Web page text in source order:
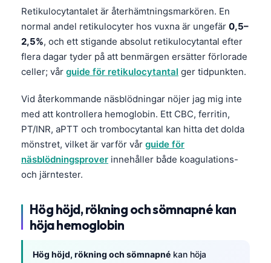
Retikulocytantalet är återhämtningsmarkören. En
normal andel retikulocyter hos vuxna är ungefär 0,5–
2,5%, och ett stigande absolut retikulocytantal efter
flera dagar tyder på att benmärgen ersätter förlorade
celler; vår guide för retikulocytantal ger tidpunkten.
Vid återkommande näsblödningar nöjer jag mig inte
med att kontrollera hemoglobin. Ett CBC, ferritin,
PT/INR, aPTT och trombocytantal kan hitta det dolda
mönstret, vilket är varför vår guide för
näsblödningsprover innehåller både koagulations-
och järntester.
Hög höjd, rökning och sömnapné kan
höja hemoglobin
Hög höjd, rökning och sömnapné kan höja
Tiếng Việt
ไทย
ភាសាខ្មែរ
Kiswahili
አማርኛ
Українська
O‘zbekcha
Català
Қазақ тілі
Hrvatski